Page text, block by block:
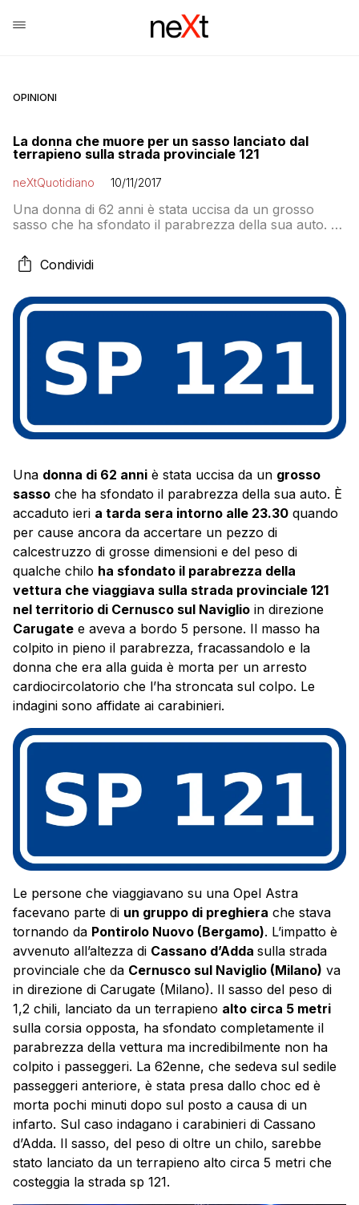
OPINIONI
La donna che muore per un sasso lanciato dal
terrapieno sulla strada provinciale 121
neXtQuotidiano 10/11/2017
Una donna di 62 anni è stata uccisa da un grosso
sasso che ha sfondato il parabrezza della sua auto. È
per cause ancora da accertare un pezzo di
calcestruzzo di grosse dimensioni e del peso di
che […]
Condividi
Una donna di 62 anni è stata uccisa da un grosso
sasso che ha sfondato il parabrezza della sua auto. È
accaduto ieri a tarda sera intorno alle 23.30 quando
per cause ancora da accertare un pezzo di
calcestruzzo di grosse dimensioni e del peso di
qualche chilo ha sfondato il parabrezza della
vettura che viaggiava sulla strada provinciale 121
nel territorio di Cernusco sul Naviglio in direzione
Carugate e aveva a bordo 5 persone. Il masso ha
colpito in pieno il parabrezza, fracassandolo e la
donna che era alla guida è morta per un arresto
cardiocircolatorio che l’ha stroncata sul colpo. Le
indagini sono affidate ai carabinieri.
Le persone che viaggiavano su una Opel Astra
facevano parte di un gruppo di preghiera che stava
tornando da Pontirolo Nuovo (Bergamo). L’impatto è
avvenuto all’altezza di Cassano d’Adda sulla strada
provinciale che da Cernusco sul Naviglio (Milano) va
in direzione di Carugate (Milano). Il sasso del peso di
1,2 chili, lanciato da un terrapieno alto circa 5 metri
sulla corsia opposta, ha sfondato completamente il
parabrezza della vettura ma incredibilmente non ha
colpito i passeggeri. La 62enne, che sedeva sul sedile
passeggeri anteriore, è stata presa dallo choc ed è
morta pochi minuti dopo sul posto a causa di un
infarto. Sul caso indagano i carabinieri di Cassano
d’Adda. Il sasso, del peso di oltre un chilo, sarebbe
stato lanciato da un terrapieno alto circa 5 metri che
costeggia la strada sp 121.